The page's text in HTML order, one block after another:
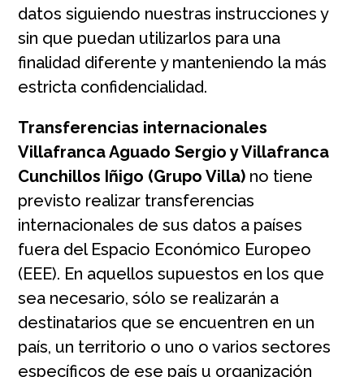
datos siguiendo nuestras instrucciones y
sin que puedan utilizarlos para una
finalidad diferente y manteniendo la más
estricta confidencialidad.
Transferencias internacionales
Villafranca Aguado Sergio y Villafranca
Cunchillos Iñigo (Grupo Villa) no tiene
previsto realizar transferencias
internacionales de sus datos a países
fuera del Espacio Económico Europeo
(EEE). En aquellos supuestos en los que
sea necesario, sólo se realizarán a
destinatarios que se encuentren en un
país, un territorio o uno o varios sectores
específicos de ese país u organización